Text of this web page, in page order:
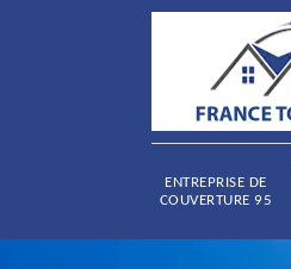
ENTREPRISE DE
COUVERTURE 95